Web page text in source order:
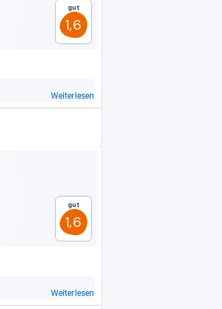
Gut
1,6
Weiterlesen
Gut
1,6
Weiterlesen